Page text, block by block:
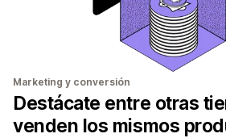
Marketing y conversión
Destácate entre otras
venden los mismos